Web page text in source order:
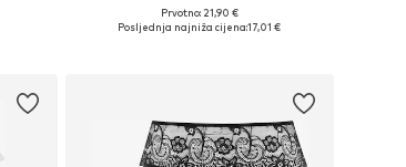
Dostupne veličine: 100, 110, 120, 130, 135
Prvotno: 21,90 €
Posljednja najniža cijena:17,01 €